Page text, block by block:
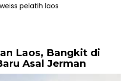
pelatih laos
Laos, Bangkit di
Asal Jerman